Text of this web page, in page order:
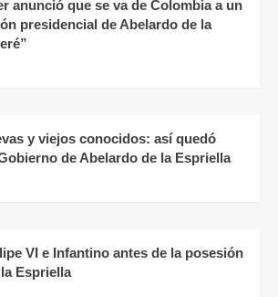
anunció que se va de Colombia a un
presidencial de Abelardo de la
y viejos conocidos: así quedó
de Abelardo de la Espriella
VI e Infantino antes de la posesión
Espriella